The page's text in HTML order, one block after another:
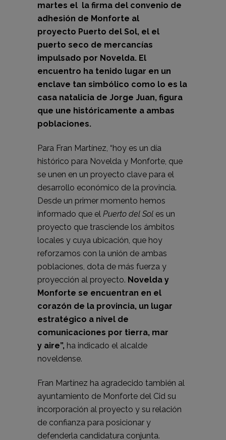
martes el la firma del convenio de
adhesión de Monforte al
proyecto Puerto del Sol, el el
puerto seco de mercancías
impulsado por Novelda. El
encuentro ha tenido lugar en un
enclave tan simbólico como lo es la
casa natalicia de Jorge Juan, figura
que une históricamente a ambas
poblaciones.
Para Fran Martínez, “hoy es un día
histórico para Novelda y Monforte, que
se unen en un proyecto clave para el
desarrollo económico de la provincia.
Desde un primer momento hemos
informado que el Puerto del Sol es un
proyecto que trasciende los ámbitos
locales y cuya ubicación, que hoy
reforzamos con la unión de ambas
poblaciones, dota de más fuerza y
proyección al proyecto. Novelda y
Monforte se encuentran en el
corazón de la provincia, un lugar
estratégico a nivel de
comunicaciones por tierra, mar
y aire”, ha indicado el alcalde
noveldense.
Fran Martínez ha agradecido también al
ayuntamiento de Monforte del Cid su
incorporación al proyecto y su relación
de confianza para posicionar y
defenderla candidatura conjunta.